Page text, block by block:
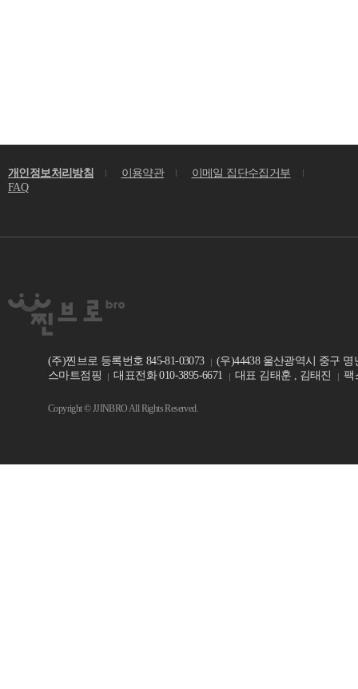
개인정보처리방침 이용약관
이메일 집단수집거부
FAQ
(주)찐브로 등록번호 845-81-03073
(우)44438 울산광역시 중구 명
스마트점핑
대표전화 010-3895-6671 대표 김태훈 , 김태진 팩
Copyright © JJINBRO All Rights Reserved.